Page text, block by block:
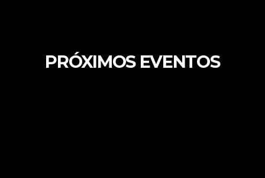
PRÓXIMOS EVENTOS